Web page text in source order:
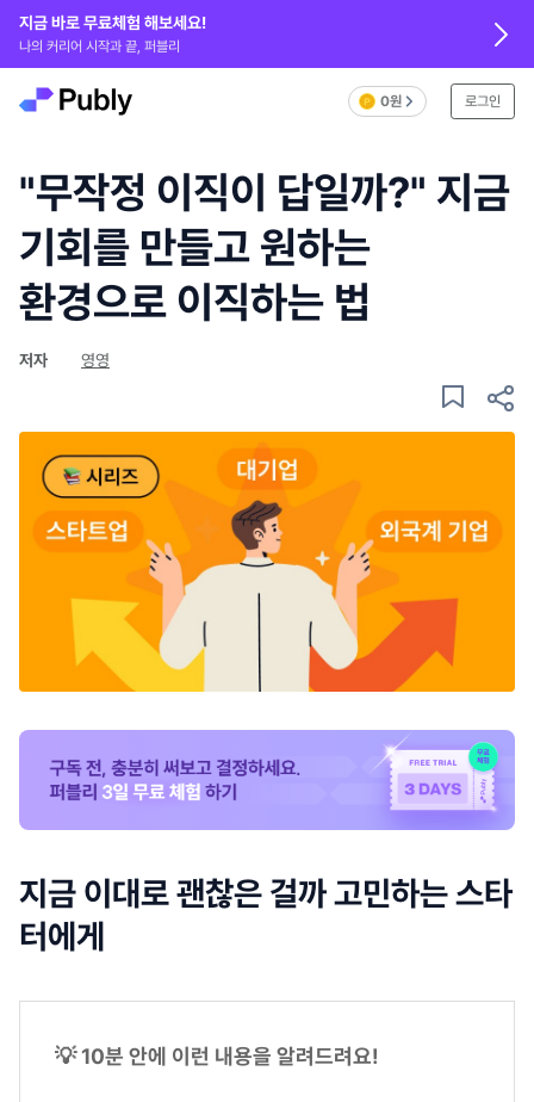
지금 바로 무료체험 해보세요!
나의 커리어 시작과 끝, 퍼블리
0원 로그인
"무작정 이직이 답일까?" 지금
기회를 만들고 원하는
환경으로 이직하는 법
저자 영영
지금 이대로 괜찮은 걸까 고민하는 스타
터에게
💡 10분 안에 이런 내용을 알려드려요!